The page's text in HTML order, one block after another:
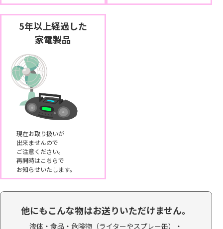
5年以上経過した
家電製品
現在お取り扱いが
出来ませんので
ご注意ください。
再開時はこちらで
お知らせいたします。
他にもこんな物はお送りいただけません。
液体・食品・ 危険物（ライターやスプレー缶）・